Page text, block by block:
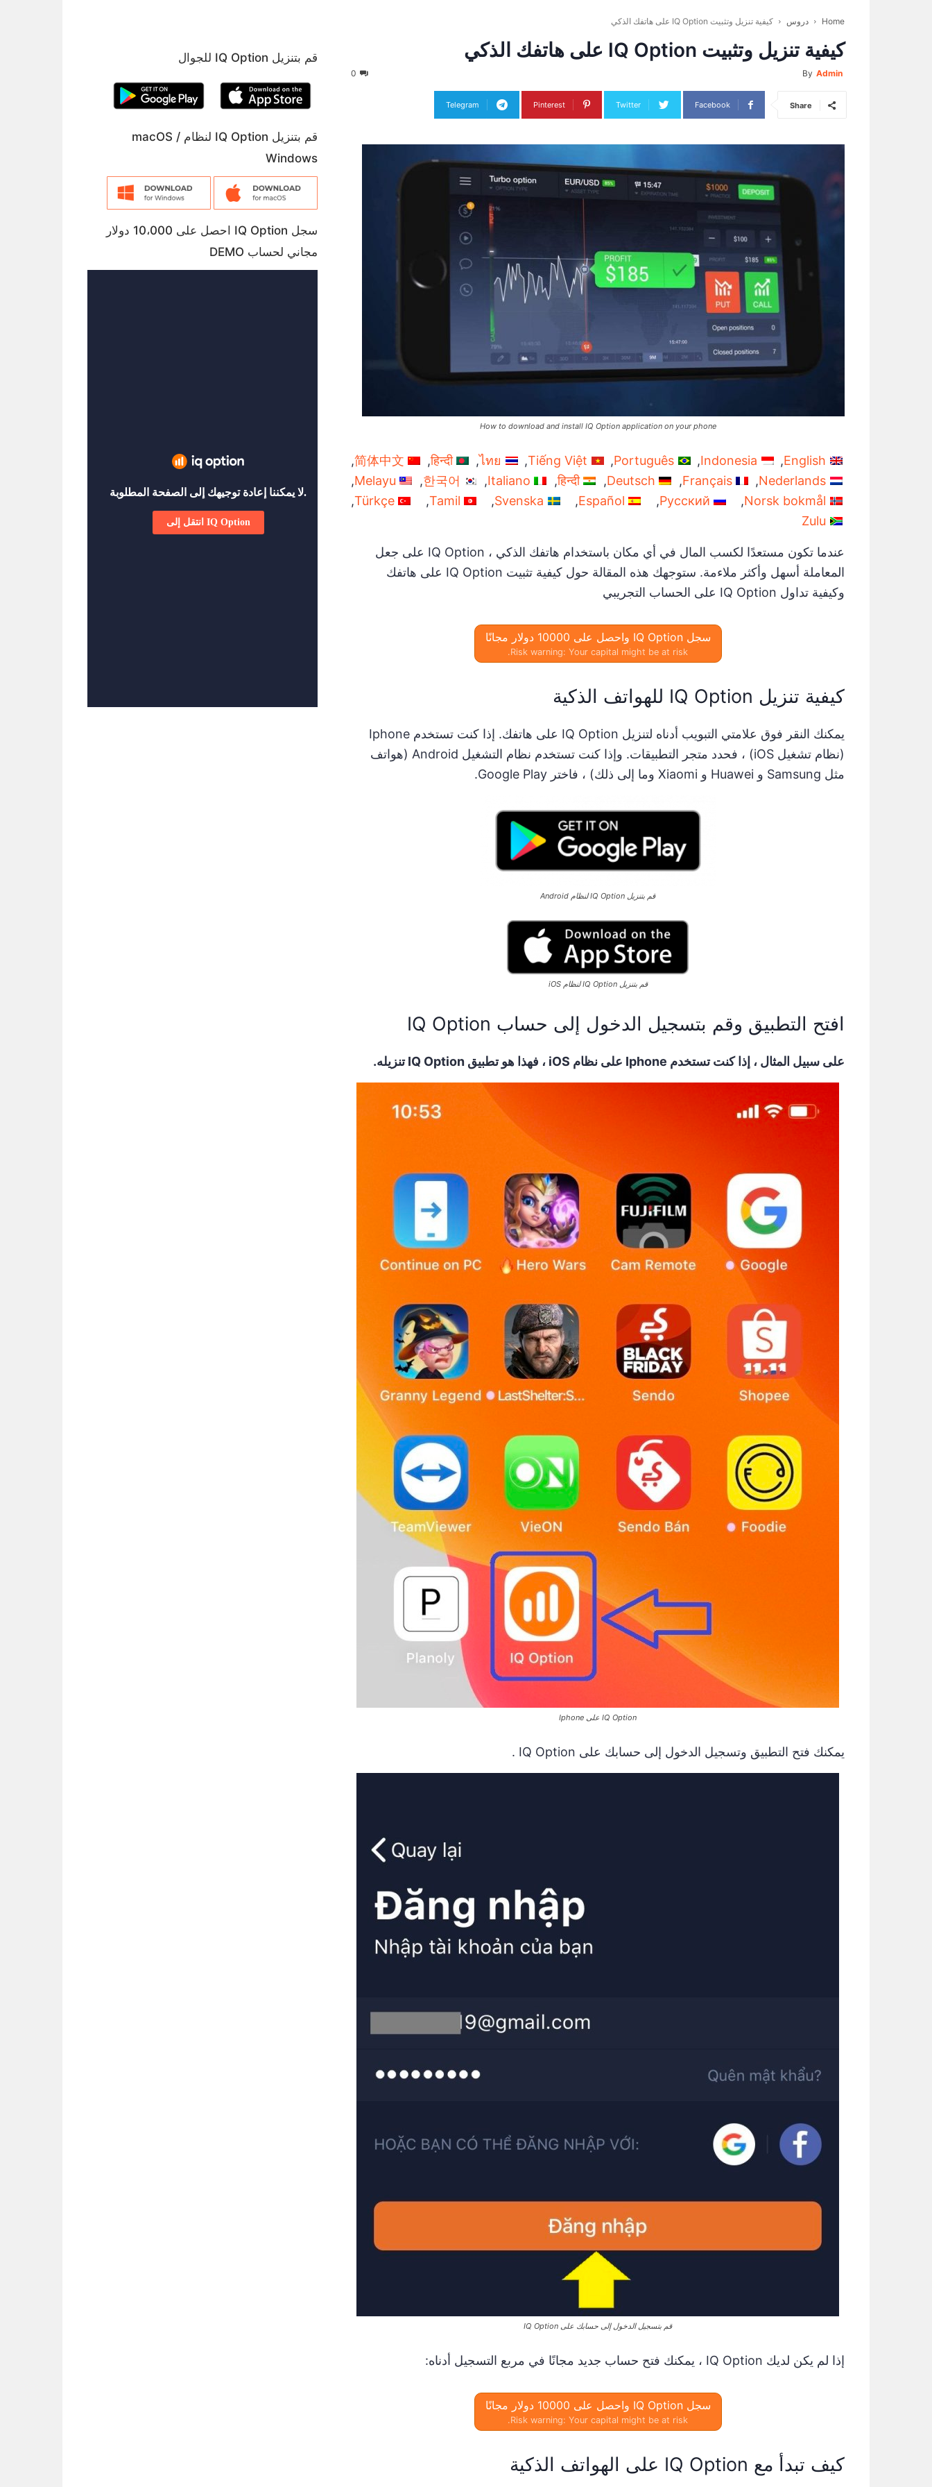
Home دروس كيفية تنزيل وتثبيت IQ Option على هاتفك الذكي
كيفية تنزيل وتثبيت IQ Option على هاتفك الذكي
By Admin
0
Share
Facebook
Twitter
Pinterest
Telegram
How to download and install IQ Option application on your phone
English
Indonesia
Português
Tiếng Việt
ไทย
हिन्दी
简体中文
Nederlands
Français
Deutsch
हिन्दी
Italiano
한국어
Melayu
Norsk bokmål
Русский
Español
Svenska
Tamil
Türkçe
Zulu
عندما تكون مستعدًا لكسب المال في أي مكان باستخدام هاتفك الذكي ، IQ Option على جعل
المعاملة أسهل وأكثر ملاءمة. ستوجهك هذه المقالة حول كيفية تثبيت IQ Option على هاتفك
وكيفية تداول IQ Option على الحساب التجريبي
سجل IQ Option واحصل على 10000 دولار مجانًا
Risk warning: Your capital might be at risk.
كيفية تنزيل IQ Option للهواتف الذكية
يمكنك النقر فوق علامتي التبويب أدناه لتنزيل IQ Option على هاتفك. إذا كنت تستخدم Iphone
(نظام تشغيل iOS) ، فحدد متجر التطبيقات. وإذا كنت تستخدم نظام التشغيل Android (هواتف
مثل Samsung و Huawei و Xiaomi وما إلى ذلك) ، فاختر Google Play.
قم بتنزيل IQ Option لنظام Android
قم بتنزيل IQ Option لنظام iOS
افتح التطبيق وقم بتسجيل الدخول إلى حساب IQ Option
على سبيل المثال ، إذا كنت تستخدم Iphone على نظام iOS ، فهذا هو تطبيق IQ Option تنزيله.
IQ Option على Iphone
يمكنك فتح التطبيق وتسجيل الدخول إلى حسابك على IQ Option .
قم بتسجيل الدخول إلى حسابك على IQ Option
إذا لم يكن لديك IQ Option ، يمكنك فتح حساب جديد مجانًا في مربع التسجيل أدناه:
سجل IQ Option واحصل على 10000 دولار مجانًا
Risk warning: Your capital might be at risk.
كيف تبدأ مع IQ Option على الهواتف الذكية
قم بتنزيل IQ Option للجوال
قم بتنزيل IQ Option لنظام macOS /
Windows
سجل IQ Option احصل على 10،000 دولار
مجاني لحساب DEMO